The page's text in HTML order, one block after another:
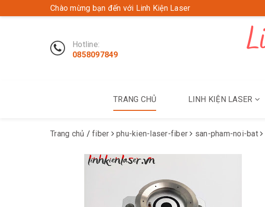
Chào mừng bạn đến với Linh Kiện Laser
Hotline:
0858097849
TRANG CHỦ LINH KIỆN LASER
Trang chủ / fiber phu-kien-laser-fiber san-pham-noi-bat